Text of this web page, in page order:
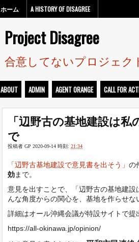
ホーム A HISTORY OF DISAGREE
Project Disagree
合意してないプロジェク
ABOUT ADMIN AGENT ORANGE CALL FOR
「辺野古の基地建設は
で
投稿者 GP 2020-09-14 時刻: 21:34
「辺野古基地建設で意見書を出そう」 の
効まで。
意見を出すことで、「辺野古の基地建
んな角度からの関心を、基地を作らせな
詳細はオール沖縄会議が特設サイトで提
https://all-okinawa.jp/opinion/